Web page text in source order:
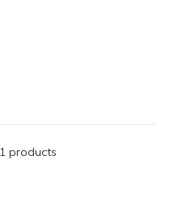
products